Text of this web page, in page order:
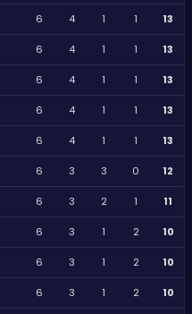
6 4 1 1 13
6 4 1 1 13
6 4 1 1 13
6 4 1 1 13
6 4 1 1 13
6 3 3 0 12
6 3 2 1 11
6 3 1 2 10
6 3 1 2 10
6 3 1 2 10